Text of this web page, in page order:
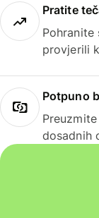
Pratite
Pohranite
provjerili
Potpuno
dosadnih